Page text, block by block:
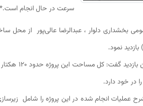
سرعت در حال انجام
بخشداری دلوار ، عبدالرضا عالی‌پور از
نمود.